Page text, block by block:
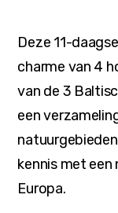
Deze 11-
charme van 4
van de 3
een
kennis met
Europa.